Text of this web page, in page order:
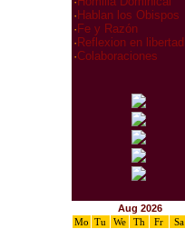
· Hablan los Obispos
· Fe y Razón
· Reflexion en libertad
·Colaboraciones
Aug 2026
Mo Tu We Th Fr Sa